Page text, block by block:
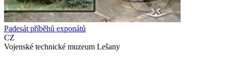
Padesát příběhů exponátů
CZ
Vojenské technické muzeum Lešany